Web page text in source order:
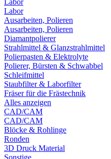
Labor
Labor
Ausarbeiten, Polieren
Ausarbeiten, Polieren
Diamantpolierer
Strahlmittel & Glanzstrahlmittel
Polierpasten & Elektrolyte
Polierer, Bürsten & Schwabbel
Schleifmittel
Staubfilter & Laborfilter
Fräser für die Frästechnik
Alles anzeigen
CAD/CAM
CAD/CAM
Blöcke & Rohlinge
Ronden
3D Druck Material
Sonstige